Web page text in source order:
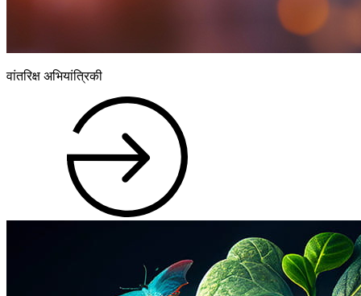
वांतरिक्ष अभियांत्रिकी